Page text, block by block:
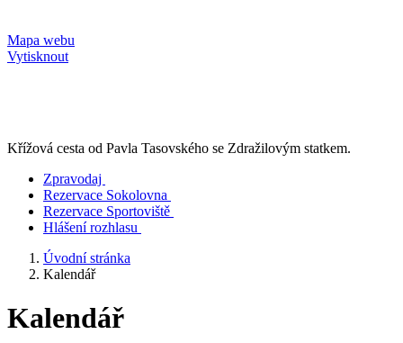
Mapa webu
Vytisknout
Křížová cesta od Pavla Tasovského se Zdražilovým statkem.
Zpravodaj
Rezervace Sokolovna
Rezervace Sportoviště
Hlášení rozhlasu
Úvodní stránka
Kalendář
Kalendář